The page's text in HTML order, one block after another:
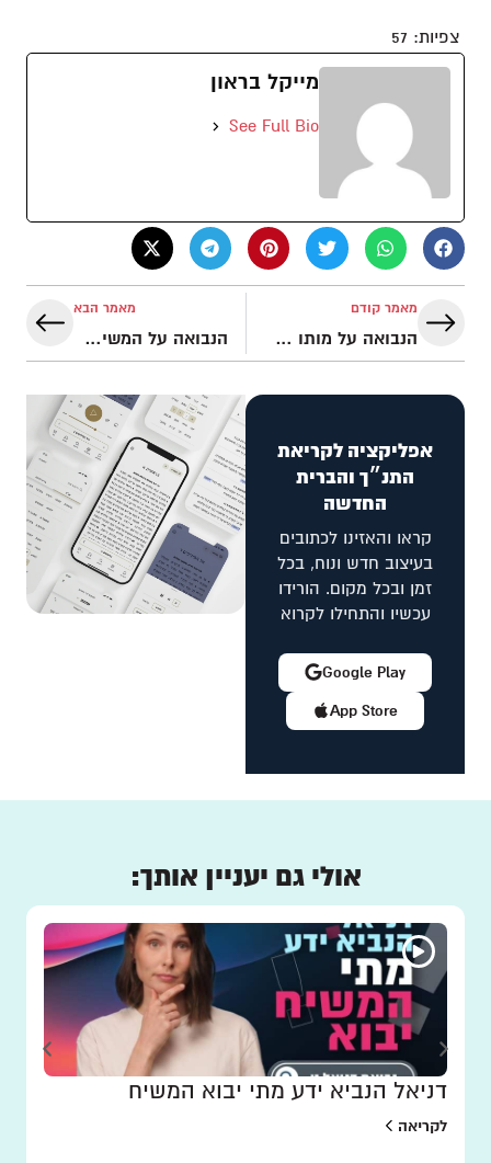
צפיות: 57
מייקל בראון
See Full Bio
מאמר קודם
הנבואה על מותו של המשיח – תהילים ט"ז
מאמר הבא
הנבואה על המשיח "בן האדם" היושב לימין האב – תהילים פ' י"ח
אפליקציה לקריאת
התנ״ך והברית
החדשה
קראו והאזינו לכתובים
בעיצוב חדש ונוח, בכל
זמן ובכל מקום. הורידו
עכשיו והתחילו לקרוא
App Store
Google Play
אולי גם יעניין אותך:
דניאל הנביא ידע מתי יבוא המשיח
לקריאה